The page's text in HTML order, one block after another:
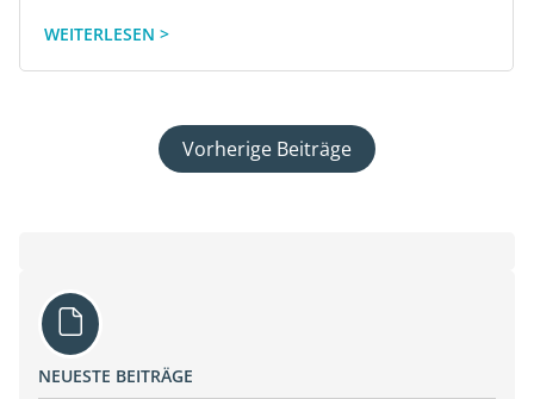
WEITERLESEN >
Vorherige Beiträge
NEUESTE BEITRÄGE